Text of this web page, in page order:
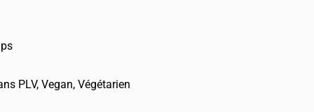
PLV,Vegan,Végétarien